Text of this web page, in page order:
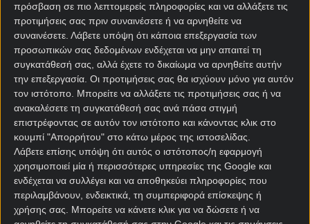
πρόσβαση σε πιο λεπτομερείς πληροφορίες και να αλλάξετε τις
προτιμήσεις σας πριν συναινέσετε ή να αρνηθείτε να
συναινέσετε. Λάβετε υπόψη ότι κάποια επεξεργασία των
προσωπικών σας δεδομένων ενδέχεται να μην απαιτεί τη
συγκατάθεσή σας, αλλά έχετε το δικαίωμα να αρνηθείτε αυτήν
την επεξεργασία. Οι προτιμήσεις σας θα ισχύουν μόνο για αυτόν
τον ιστότοπο. Μπορείτε να αλλάξετε τις προτιμήσεις σας ή να
ανακαλέσετε τη συγκατάθεσή σας ανά πάσα στιγμή
επιστρέφοντας σε αυτόν τον ιστότοπο και κάνοντας κλικ στο
κουμπί "Απορρήτου" στο κάτω μέρος της ιστοσελίδας.
Λάβετε επίσης υπόψη ότι αυτός ο ιστότοπος/η εφαρμογή
χρησιμοποιεί μία ή περισσότερες υπηρεσίες της Google και
ενδέχεται να συλλέγει και να αποθηκεύει πληροφορίες που
περιλαμβάνουν, ενδεικτικά, τη συμπεριφορά επίσκεψης ή
χρήσης σας. Μπορείτε να κάνετε κλικ για να δώσετε ή να
Το Κίτρινο Υποβρύχιο έχει αγκαλιάσει τη θέση
στην πρώτη πεντάδα και την έξοδο στο Champions
League της επόμενης περιόδου, αφού απέχει πέντε
βαθμούς από την έκτη Μπέτις, όπερ σημαίνει ότι
της αρκεί ένας βαθμός στις εναπομείνασες δύο
αγωνιστικές ή να «γκελάρουν» σε ένα παιχνίδι οι
Σεβιγιάνοι, οι οποίοι έχουν το μυαλό τους στον
επερχόμενο τελικό του Conference League κόντρα
στην Τσέλσι.
Κοντράρονται η πρώτη και η τρίτη καλύτερη
επίθεση του πρωταθλήματος, τα παιχνίδια τους
είναι πάντα ανοιχτά όπως επιβεβαιώνεται στο